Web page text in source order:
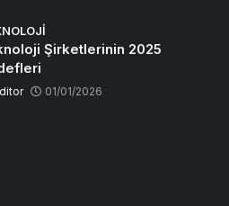
Şirketlerinin 2025
01/01/2026